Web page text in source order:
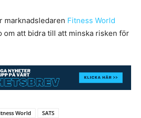
marknadsledaren Fitness World
om att bidra till att minska risken för
World SATS